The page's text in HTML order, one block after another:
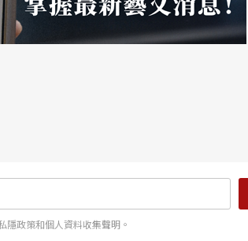
政策和個人資料收集聲明。